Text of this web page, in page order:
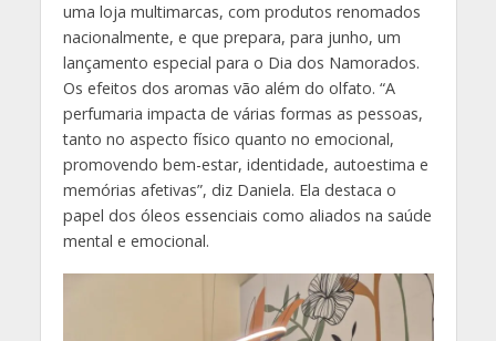
uma loja multimarcas, com produtos renomados
nacionalmente, e que prepara, para junho, um
lançamento especial para o Dia dos Namorados.
Os efeitos dos aromas vão além do olfato. “A
perfumaria impacta de várias formas as pessoas,
tanto no aspecto físico quanto no emocional,
promovendo bem-estar, identidade, autoestima e
memórias afetivas”, diz Daniela. Ela destaca o
papel dos óleos essenciais como aliados na saúde
mental e emocional.